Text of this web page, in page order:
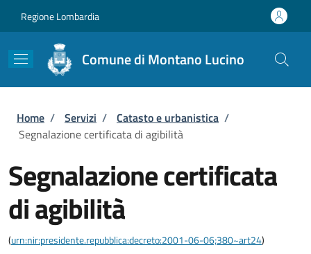
Regione Lombardia
Comune di Montano Lucino
Briciole di pane
Home / Servizi / Catasto e urbanistica /
Segnalazione certificata di agibilità
Segnalazione certificata
di agibilità
(urn:nir:presidente.repubblica:decreto:2001-06-06;380~art24)